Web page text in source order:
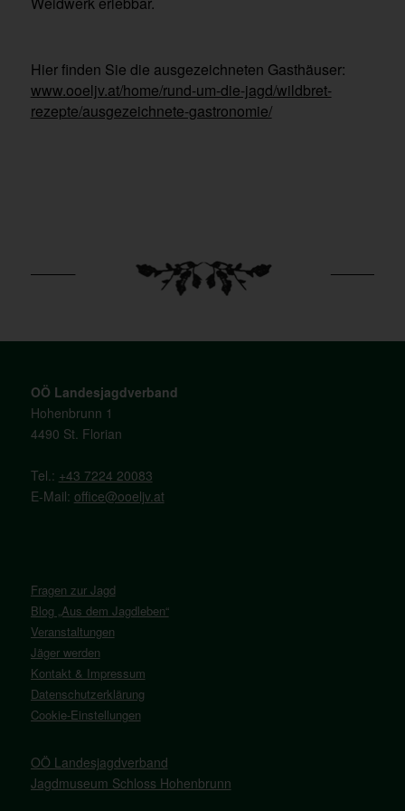
Hier finden Sie die ausgezeichneten Gasthäuser:
www.ooeljv.at/home/rund-um-die-jagd/wildbret-
rezepte/ausgezeichnete-gastronomie/
OÖ Landesjagdverband
Hohenbrunn 1
4490 St. Florian
Tel.: +43 7224 20083
E-Mail: office@ooeljv.at
Fragen zur Jagd
Blog „Aus dem Jagdleben“
Veranstaltungen
Jäger werden
Kontakt & Impressum
Datenschutzerklärung
Cookie-Einstellungen
OÖ Landesjagdverband
Jagdmuseum Schloss Hohenbrunn